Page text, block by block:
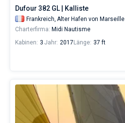
Dufour 382 GL | Kalliste
Frankreich, Alter Hafen von Marseille
Charterfirma: Midi Nautisme
Kabinen: 3 Jahr: 2017 Länge: 37 ft